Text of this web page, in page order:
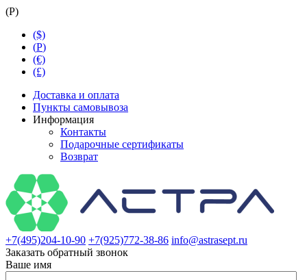
(Р)
($)
(Р)
(€)
(£)
Доставка и оплата
Пункты самовывоза
Информация
Контакты
Подарочные сертификаты
Возврат
+7(495)204-10-90 +7(925)772-38-86 info@astrasept.ru
Заказать обратный звонок
Ваше имя